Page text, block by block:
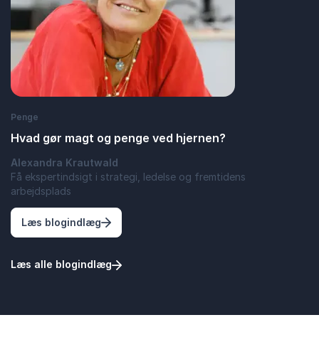
Penge
Hvad gør magt og penge ved hjernen?
Alexandra Krautwald
Få ekspertindsigt i strategi, ledelse og fremtidens
arbejdsplads
Læs blogindlæg: Hvad gør magt og penge ved hjernen?
Læs alle blogindlæg